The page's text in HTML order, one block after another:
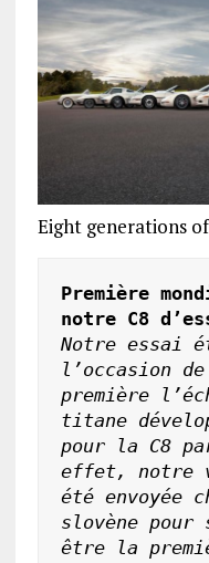
Eight generations
Première
notre C8
Notre essai
l’occasion
première
titane
pour la C8
effet, notre
été envoyée
slovène pour
être la